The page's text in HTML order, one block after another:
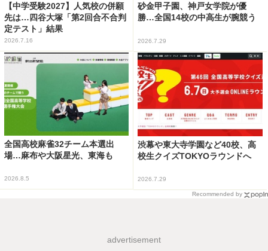
【中学受験2027】人気校の併願
先は…四谷大塚「第2回合不合判
定テスト」結果
2026.7.16
砂金甲子園、神戸女学院が優
勝…全国14校の中高生が腕競う
2026.7.29
全国高校麻雀32チーム本選出
場…麻布や大阪星光、東海も
2026.8.5
渋幕や東大寺学園など40校、高
校生クイズTOKYOラウンドへ
2026.7.29
Recommended by
advertisement